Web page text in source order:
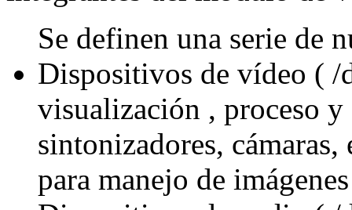
Se definen una serie de
Dispositivos de vídeo (
visualización , proceso y
sintonizadores,
para manejo de